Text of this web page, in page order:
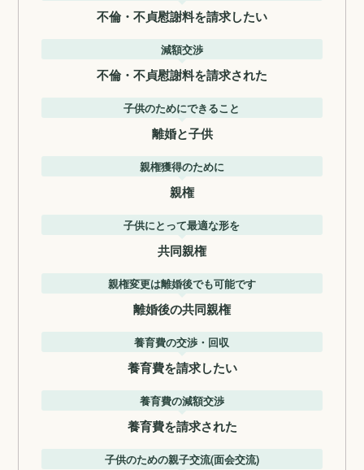
不倫・不貞慰謝料を請求したい
減額交渉
不倫・不貞慰謝料を請求された
子供のためにできること
離婚と子供
親権獲得のために
親権
子供にとって最適な形を
共同親権
親権変更は離婚後でも可能です
離婚後の共同親権
養育費の交渉・回収
養育費を請求したい
養育費の減額交渉
養育費を請求された
子供のための親子交流(面会交流)